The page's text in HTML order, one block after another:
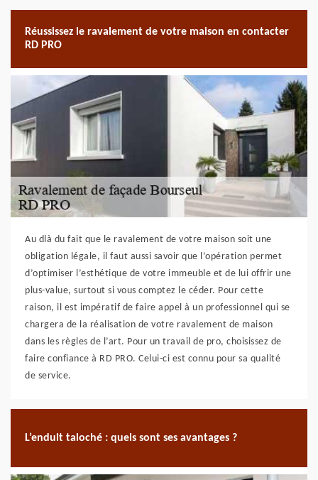
Réussissez le ravalement de votre maison en contacter
RD PRO
Au dlà du fait que le ravalement de votre maison soit une
obligation légale, il faut aussi savoir que l’opération permet
d’optimiser l’esthétique de votre immeuble et de lui offrir une
plus-value, surtout si vous comptez le céder. Pour cette
raison, il est impératif de faire appel à un professionnel qui se
chargera de la réalisation de votre ravalement de maison
dans les règles de l’art. Pour un travail de pro, choisissez de
faire confiance à RD PRO. Celui-ci est connu pour sa qualité
de service.
L’enduit taloché : quels sont ses avantages ?